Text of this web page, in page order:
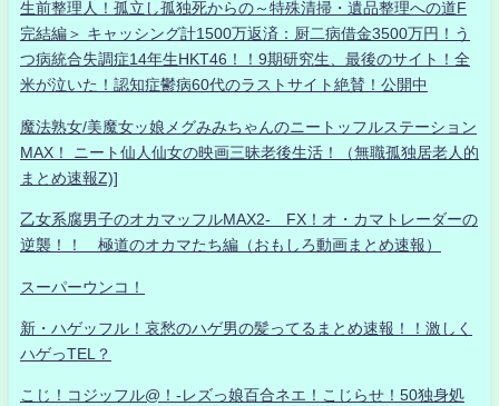
生前整理人！孤立し孤独死からの～特殊清掃・遺品整理への道F
完結編＞ キャッシング計1500万返済：厨二病借金3500万円！う
つ病統合失調症14年生HKT46！！9期研究生、最後のサイト！全
米が泣いた！認知症鬱病60代のラストサイト絶賛！公開中
魔法熟女/美魔女ッ娘メグみみちゃんのニートッフルステーション
MAX！ ニート仙人仙女の映画三昧老後生活！（無職孤独居老人的
まとめ速報Z)]
乙女系腐男子のオカマッフルMAX2- FX！オ・カマトレーダーの
逆襲！！ 極道のオカマたち編（おもしろ動画まとめ速報）
スーパーウンコ！
新・ハゲッフル！哀愁のハゲ男の髪ってるまとめ速報！！激しく
ハゲっTEL？
こじ！コジッフル@！-レズっ娘百合ネエ！こじらせ！50独身処